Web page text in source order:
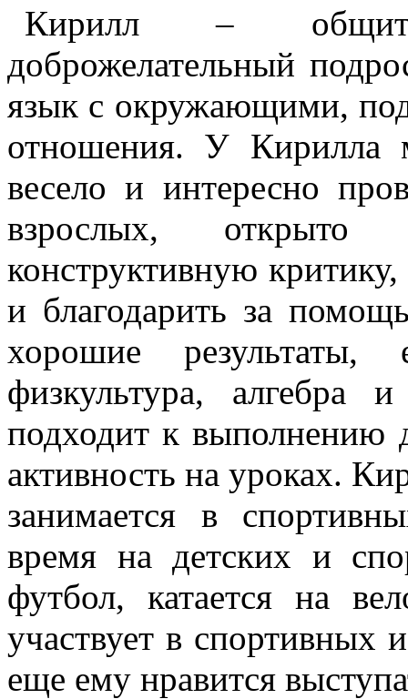
Кирилл –
доброжелательный
язык с окружающими,
отношения. У Кирилла
весело и интересно
взрослых,
конструктивную
и благодарить за
хорошие
физкультура, алгебра
подходит к выполнению
активность на уроках.
занимается в
время на детских и
футбол, катается на
участвует в спортивных
еще ему нравится